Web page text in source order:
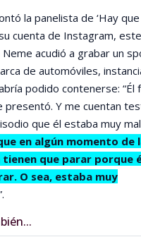
la panelista de ‘Hay que
cuenta de Instagram,
acudió a grabar un
de automóviles,
podido contenerse: “Él
presentó. Y me cuentan
que él estaba muy
en algún momento de
que parar porque
O sea, estaba muy